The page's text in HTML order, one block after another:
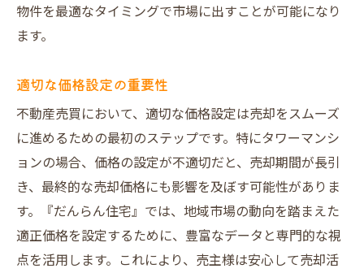
濱田様
売却計画の策定と実行サポート
書類準備のプロセスとポイント
法律や税金に関するアドバイス
信頼できるパートナーの重要性
購入希望者との調整と交渉
アフターサポートの充実
大阪市でのタワーマンション売却ならではの注
物件を最適なタイミングで市場に出すことが可能になり
ます。
適切な価格設定の重要性
不動産売買において、適切な価格設定は売却をスムーズ
に進めるための最初のステップです。特にタワーマンシ
ョンの場合、価格の設定が不適切だと、売却期間が長引
き、最終的な売却価格にも影響を及ぼす可能性がありま
す。『だんらん住宅』では、地域市場の動向を踏まえた
適正価格を設定するために、豊富なデータと専門的な視
点を活用します。これにより、売主様は安心して売却活